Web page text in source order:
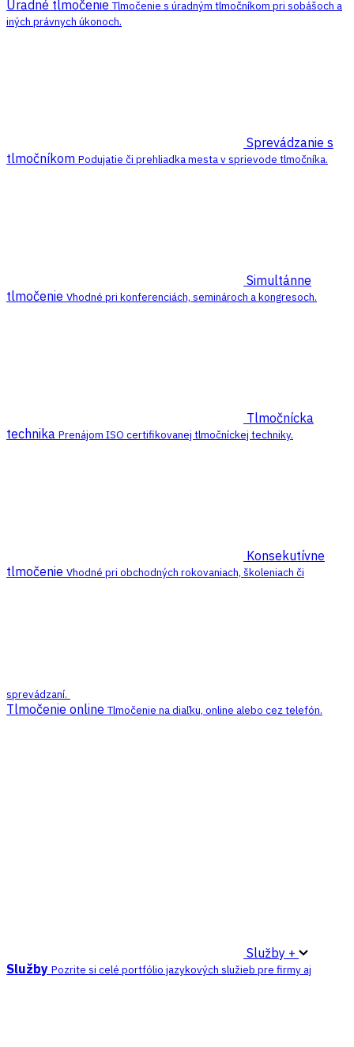
Úradné tlmočenieTlmočenie s úradným tlmočníkom pri sobášoch a
iných právnych úkonoch.
Sprevádzanie s
tlmočníkom Podujatie či prehliadka mesta v sprievode tlmočníka.
Simultánne
tlmočenie Vhodné pri konferenciách, seminároch a kongresoch.
Tlmočnícka
technika Prenájom ISO certifikovanej tlmočníckej techniky.
Konsekutívne
tlmočenie Vhodné pri obchodných rokovaniach, školeniach či
sprevádzaní.
Tlmočenie onlineTlmočenie na diaľku, online alebo cez telefón.
Služby +
Služby Pozrite si celé portfólio jazykových služieb pre firmy aj